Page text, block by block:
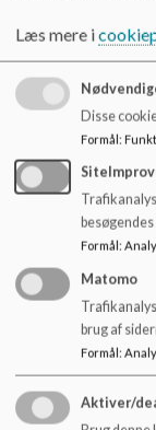
Bleer afleveres på stuen.
rådighed, udover det
EFTER ÅRSTID:
1 SÆT
1
1 HUE
1 PAR
1 SÆT
1 PAR
1 PAR
1 PAR
1
Læs mere i
Disse
Formål:
Formål :
Matomo
brug af
Formål:
Aktiver/